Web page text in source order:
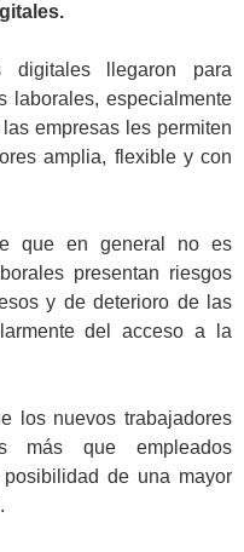
llegaron para
laborales, especialmente
empresas les permiten
amplia, flexible y con
que en general no es
presentan riesgos
y de deterioro de las
del acceso a la
los nuevos trabajadores
más que empleados
de una mayor